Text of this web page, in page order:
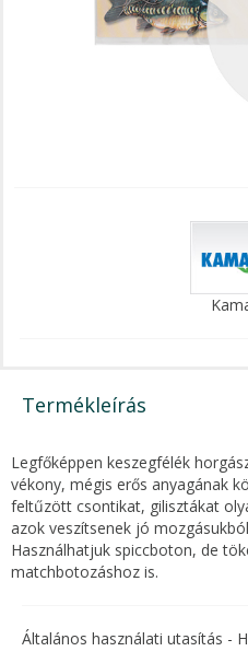
Termékleírás
Legfőképpen keszegfélék
vékony, mégis erős anyagának
feltűzött csontikat, gilisztákat
azok veszítsenek jó
Használhatjuk spiccboton, de
matchbotozáshoz is.
Általános használati utasítás -